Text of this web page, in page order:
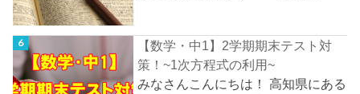
【数学・中1】2学期期末テスト対
策！~1次方程式の利用~
みなさんこんにちは！ 高知県にある